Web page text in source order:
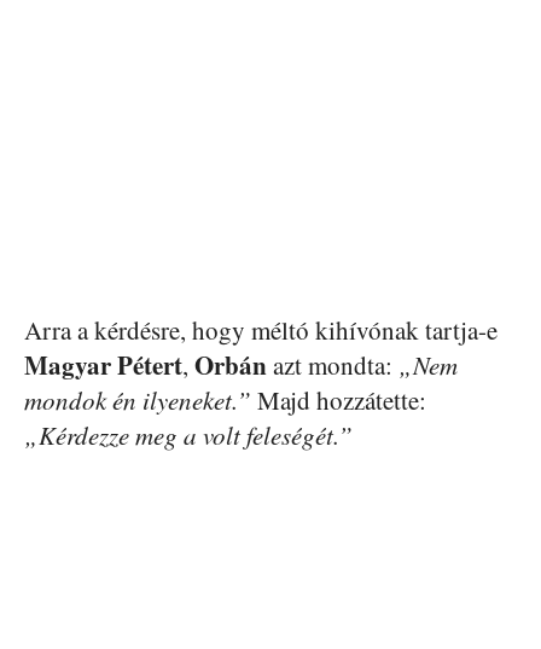
Arra a kérdésre, hogy méltó kihívónak tartja-e
MagyarPétert, Orbánazt mondta: „Nem
mondok én ilyeneket.” Majd hozzátette:
„Kérdezze meg a volt feleségét.”